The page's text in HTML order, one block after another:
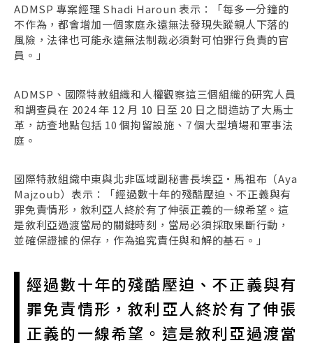
ADMSP 專案經理 Shadi Haroun 表示：「每多一分鐘的
不作為，都會增加一個家庭永遠無法發現失蹤親人下落的
風險，法律也可能永遠無法制裁必須對可怕罪行負責的官
員。」
ADMSP、國際特赦組織和人權觀察這三個組織的研究人員
和調查員在 2024 年 12 月 10 日至 20 日之間造訪了大馬士
革，訪查地點包括 10 個拘留設施、7 個大型墳場和軍事法
庭。
國際特赦組織中東與北非區域副秘書長埃亞・馬祖布（Aya
Majzoub）表示：「經過數十年的殘酷壓迫、不正義與有
罪免責情形，敘利亞人終於有了伸張正義的一線希望。這
是敘利亞過渡當局的關鍵時刻，當局必須採取果斷行動，
並確保證據的保存，作為追究責任與和解的基石。」
經過數十年的殘酷壓迫、不正義與有
罪免責情形，敘利亞人終於有了伸張
正義的一線希望。這是敘利亞過渡當